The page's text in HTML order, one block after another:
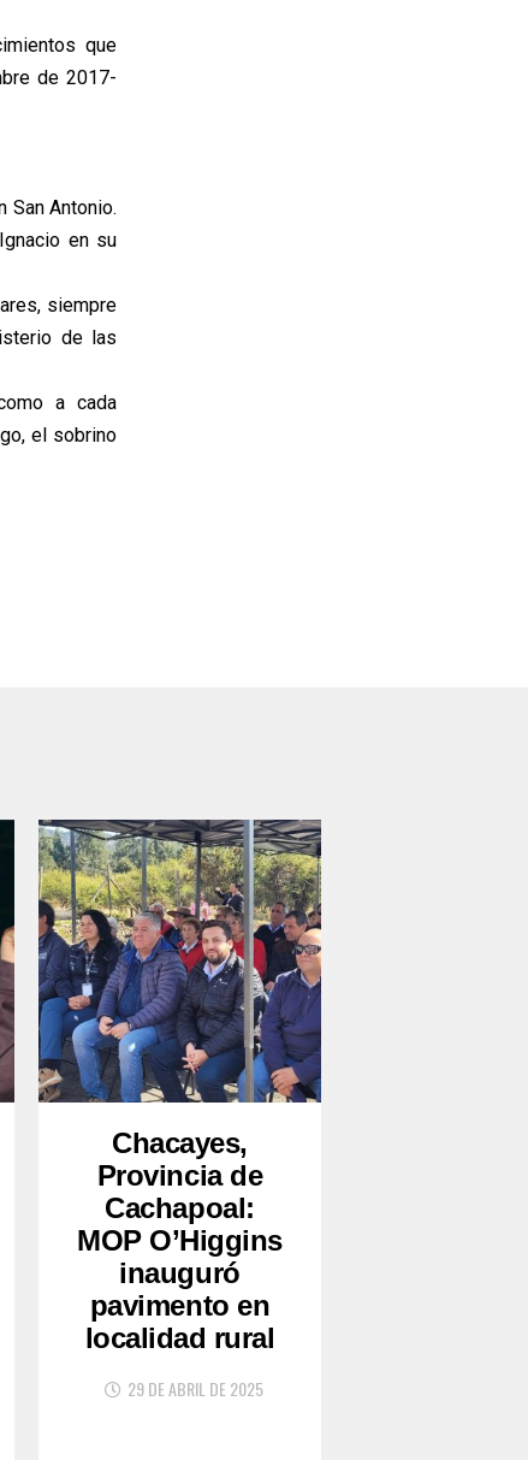
que
de 2017-
San Antonio.
en su
siempre
de las
a cada
el sobrino
Chacayes,
Provincia de
Cachapoal:
MOP O’Higgins
inauguró
pavimento en
localidad rural
29 DE ABRIL DE 2025